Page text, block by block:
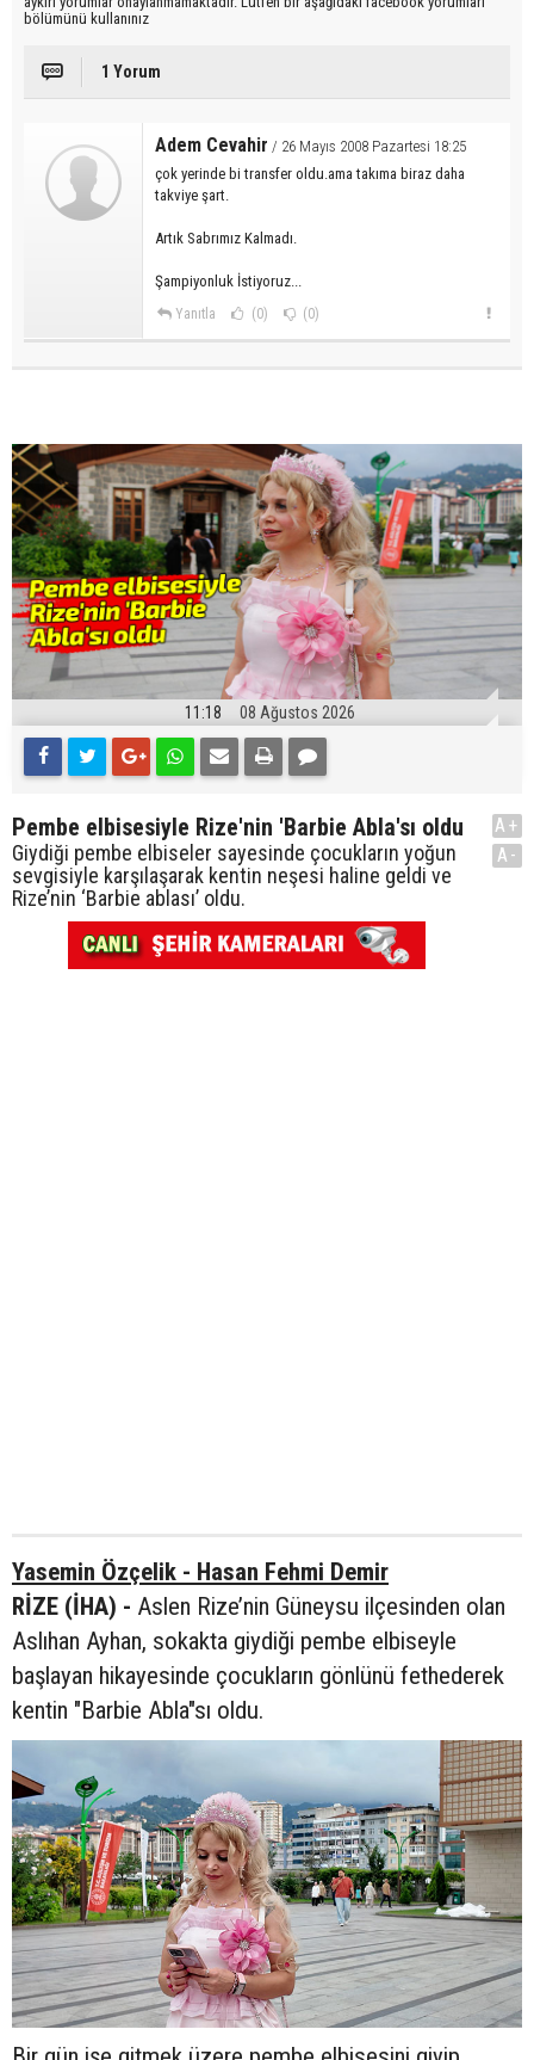
bölümünü kullanınız
1 Yorum
Adem Cevahir / 26 Mayıs 2008 Pazartesi 18:25
çok yerinde bi transfer oldu.ama takıma biraz daha
takviye şart.
Artık Sabrımız Kalmadı.
Şampiyonluk İstiyoruz...
Yanıtla (0) (0)
11:18 08 Ağustos 2026
Pembe elbisesiyle Rize'nin 'Barbie Abla'sı oldu
Giydiği pembe elbiseler sayesinde çocukların yoğun
sevgisiyle karşılaşarak kentin neşesi haline geldi ve
Rize’nin ‘Barbie ablası’ oldu.
A+
A-
Yasemin Özçelik - Hasan Fehmi Demir
RİZE (İHA) - Aslen Rize’nin Güneysu ilçesinden olan
Aslıhan Ayhan, sokakta giydiği pembe elbiseyle
başlayan hikayesinde çocukların gönlünü fethederek
kentin "Barbie Abla"sı oldu.